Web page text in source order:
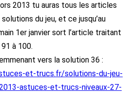
2013 tu auras tous les articles
du jeu, et ce jusqu’au
1er janvier sort l’article traitant
à 100.
vers la solution 36 :
et-trucs.fr/solutions-du-jeu-
astuces-et-trucs-niveaux-27-